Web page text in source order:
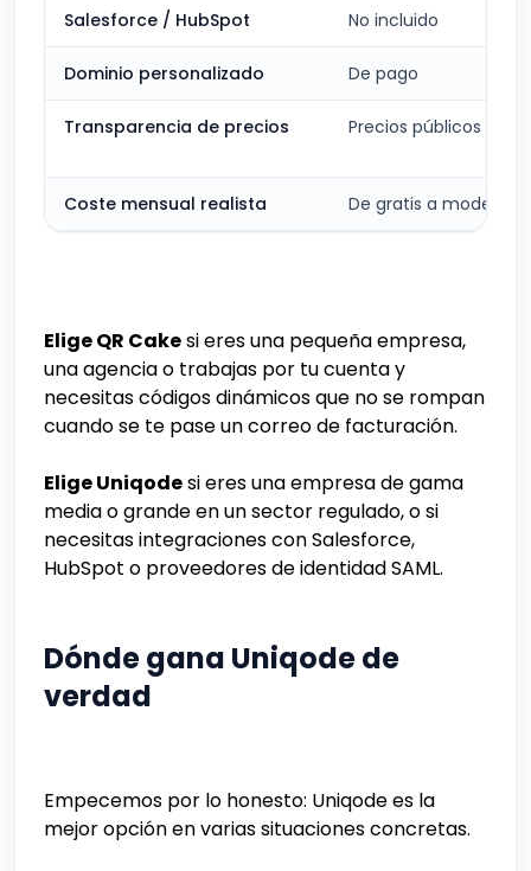
Salesforce / HubSpot No incluido
Dominio personalizado De pago
Transparencia de precios Precios públicos
Coste mensual realista De gratis a moderado
Elige QR Cakesi eres una pequeña empresa,
una agencia o trabajas por tu cuenta y
necesitas códigos dinámicos que no se rompan
cuando se te pase un correo de facturación.
Elige Uniqodesi eres una empresa de gama
media o grande en un sector regulado, o si
necesitas integraciones con Salesforce,
HubSpot o proveedores de identidad SAML.
Dónde gana Uniqode de
verdad
Empecemos por lo honesto: Uniqode es la
mejor opción en varias situaciones concretas.